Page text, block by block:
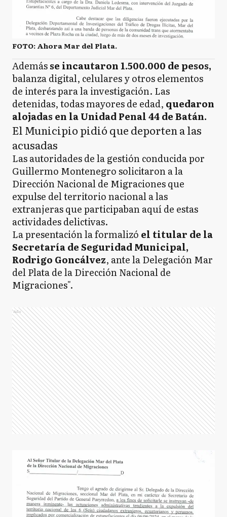
FOTO: Ahora Mar del Plata.
Ademásse incautaron 1.500.000 de pesos,
balanza digital, celulares y otros elementos
de interés para la investigación. Las
detenidas, todas mayores de edad, quedaron
alojadas en la Unidad Penal 44 de Batán.
El Municipio pidió que deporten a las
acusadas
Las autoridades de la gestión conducida por
Guillermo Montenegro solicitaron a la
Dirección Nacional de Migraciones que
expulse del territorio nacional a las
extranjeras que participaban aquí de estas
actividades delictivas.
La presentación la formalizó el titular de la
Secretaría de Seguridad Municipal,
Rodrigo Goncálvez, ante la Delegación Mar
del Plata de la Dirección Nacional de
Migraciones".
Ads